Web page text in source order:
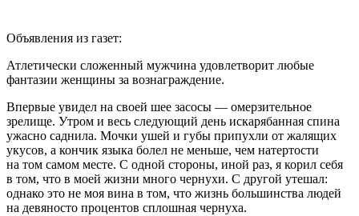
Объявления из газет:
Атлетически сложенный мужчина удовлетворит любые
фантазии женщины за вознаграждение.
Впервые увидел на своей шее засосы — омерзительное
зрелище. Утром и весь следующий день искарябанная спина
ужасно саднила. Мочки ушей и губы припухли от жалящих
укусов, а кончик языка болел не меньше, чем натертости
на том самом месте. С одной стороны, иной раз, я корил себя
в том, что в моей жизни много чернухи. С другой утешал:
однако это не моя вина в том, что жизнь большинства людей
на девяносто процентов сплошная чернуха.